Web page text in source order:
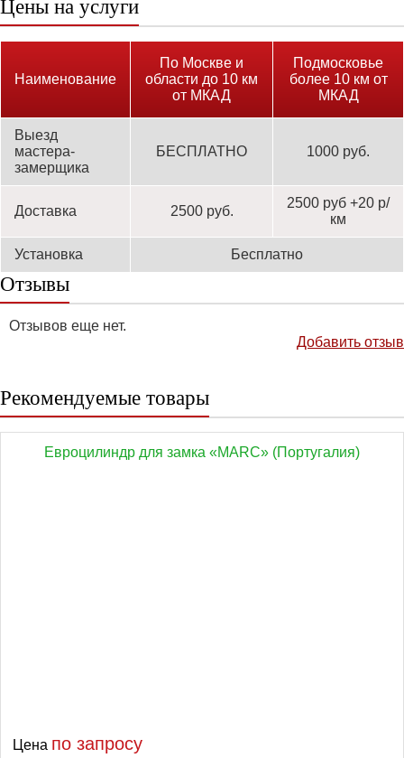
Цены на услуги
Наименование
По Москве и
области до 10 км
от МКАД
Подмосковье
более 10 км от
МКАД
Выезд
мастера-
замерщика
БЕСПЛАТНО 1000 руб.
Доставка 2500 руб.
2500 руб +20 р/
км
Установка Бесплатно
Отзывы
Отзывов еще нет.
Добавить отзыв
Рекомендуемые товары
Евроцилиндр для замка «MARC» (Португалия)
Цена по запросу